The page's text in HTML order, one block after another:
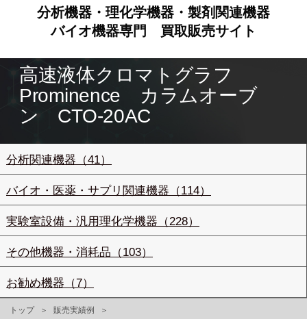
分析機器・理化学機器・製剤関連機器
バイオ機器専門
買取販売サイト
高速液体クロマトグラフ
Prominence カラムオーブ
ン CTO-20AC
分析関連機器（41）
バイオ・医薬・サプリ関連機器（114）
実験室設備・汎用理化学機器（228）
その他機器・消耗品（103）
お勧め機器（7）
トップ
販売実績例